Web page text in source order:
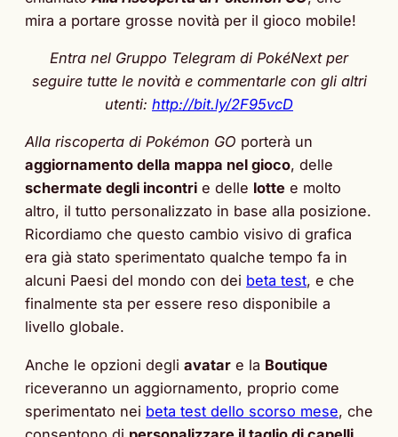
mira a portare grosse novità per il gioco mobile!
Entra nel Gruppo Telegram di PokéNext per
seguire tutte le novità e commentarle con gli altri
utenti: http://bit.ly/2F95vcD
Alla riscoperta di Pokémon GO porterà un
aggiornamento della mappa nel gioco, delle
schermate degli incontri e delle lotte e molto
altro, il tutto personalizzato in base alla posizione.
Ricordiamo che questo cambio visivo di grafica
era già stato sperimentato qualche tempo fa in
alcuni Paesi del mondo con dei beta test, e che
finalmente sta per essere reso disponibile a
livello globale.
Anche le opzioni degli avatar e la Boutique
riceveranno un aggiornamento, proprio come
sperimentato nei beta test dello scorso mese, che